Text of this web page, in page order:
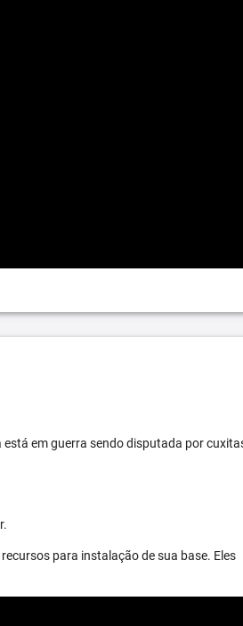
em guerra sendo disputada por
para instalação de sua base. Eles